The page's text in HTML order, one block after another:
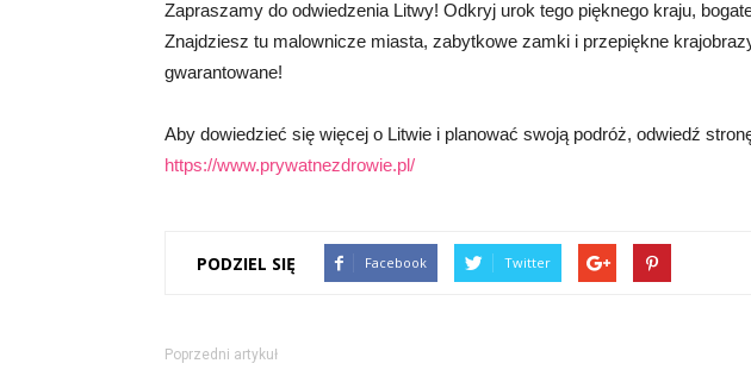
Zapraszamy do odwiedzenia Litwy! Odkryj urok tego pięknego kraju,
Znajdziesz tu malownicze miasta, zabytkowe zamki i przepiękne
gwarantowane!
Aby dowiedzieć się więcej o Litwie i planować swoją podróż, odwiedź
https://www.prywatnezdrowie.pl/
PODZIEL SIĘ Facebook Twitter
Poprzedni artykuł